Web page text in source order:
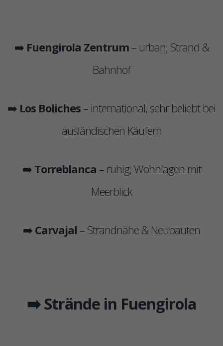
➡️ Fuengirola Zentrum– urban, Strand &
Bahnhof
➡️ Los Boliches – international, sehr beliebt bei
ausländischen Käufern
➡️ Torreblanca – ruhig, Wohnlagen mit
Meerblick
➡️ Carvajal – Strandnähe & Neubauten
➡️ Strände in Fuengirola